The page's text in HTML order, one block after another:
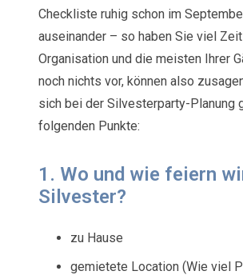
Checkliste ruhig schon im
auseinander – so haben Sie viel
Organisation und die meisten Ihrer
noch nichts vor, können also
sich bei der Silvesterparty-Planung
folgenden Punkte:
1. Wo und wie feiern
Silvester?
zu Hause
gemietete Location (Wie viel